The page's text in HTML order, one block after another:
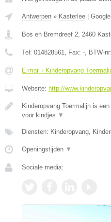
Antwerpen » Kasterlee
Bos en Bremdreef 2, 2460
Tel: 014828561, Fax: -, BTW-nr:
E-mail › Kinderopvang
Website: http://
Kinderopvang Toermalijn is
voor kindjes ▼
Diensten: Kinderopvang,
Openingstijden ▼
Sociale media: